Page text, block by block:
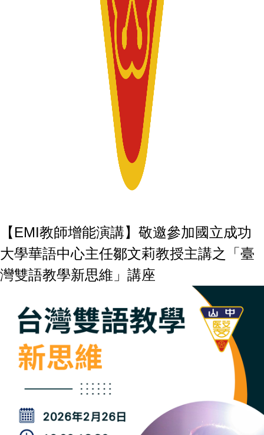
【EMI教師增能演講】敬邀參加國立成功
大學華語中心主任鄒文莉教授主講之「臺
灣雙語教學新思維」講座